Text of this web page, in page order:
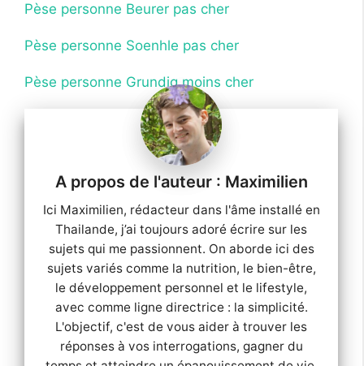
Pèse personne Beurer pas cher
Pèse personne Soenhle pas cher
Pèse personne Grundig moins cher
Maximilien
Ici Maximilien, rédacteur dans l'âme installé en
Thailande, j’ai toujours adoré écrire sur les
sujets qui me passionnent. On aborde ici des
sujets variés comme la nutrition, le bien-être,
le développement personnel et le lifestyle,
avec comme ligne directrice : la simplicité.
L'objectif, c'est de vous aider à trouver les
réponses à vos interrogations, gagner du